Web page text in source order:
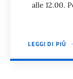
alle 12.00.
LEGGI DI PIÙ